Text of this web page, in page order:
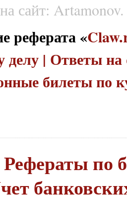
сайт: Artamonov.
реферата «
делу | Ответы
билеты по
по